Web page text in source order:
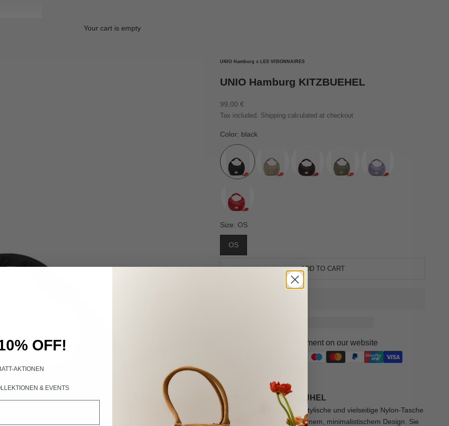
Your cart is empty
UNIO Hamburg x LES VISIONNAIRES
UNIO Hamburg KITZBUEHEL
Sale price
99,00 €
Tax included. Shipping calculated at checkout
ADD TO CART
Safe payment on our website
UNIO Hamburg KITZBÜHEL
UNIO KITZBÜHEL ist eine stylische und vielseitige Nylon-Tasche
in bunten Farben mit modernem, minimalistischem Design. Sie
OFF!
AKTIONEN
& EVENTS